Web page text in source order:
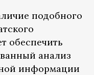
подобного
обеспечить
анализ
информации